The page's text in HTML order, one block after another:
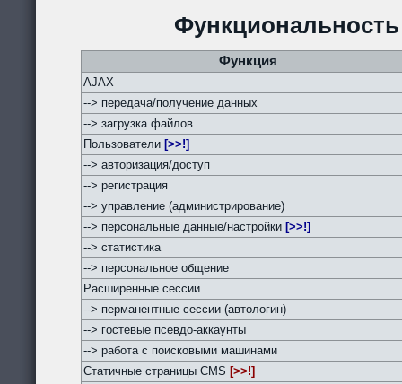
Функция
AJAX
--> передача/получение данных
--> загрузка файлов
Пользователи [>>!]
--> авторизация/доступ
--> регистрация
--> управление (администрирование)
--> персональные данные/настройки [>>!]
--> статистика
--> персональное общение
Расширенные сессии
--> перманентные сессии (автологин)
--> гостевые псевдо-аккаунты
--> работа с поисковыми машинами
Статичные страницы CMS [>>!]